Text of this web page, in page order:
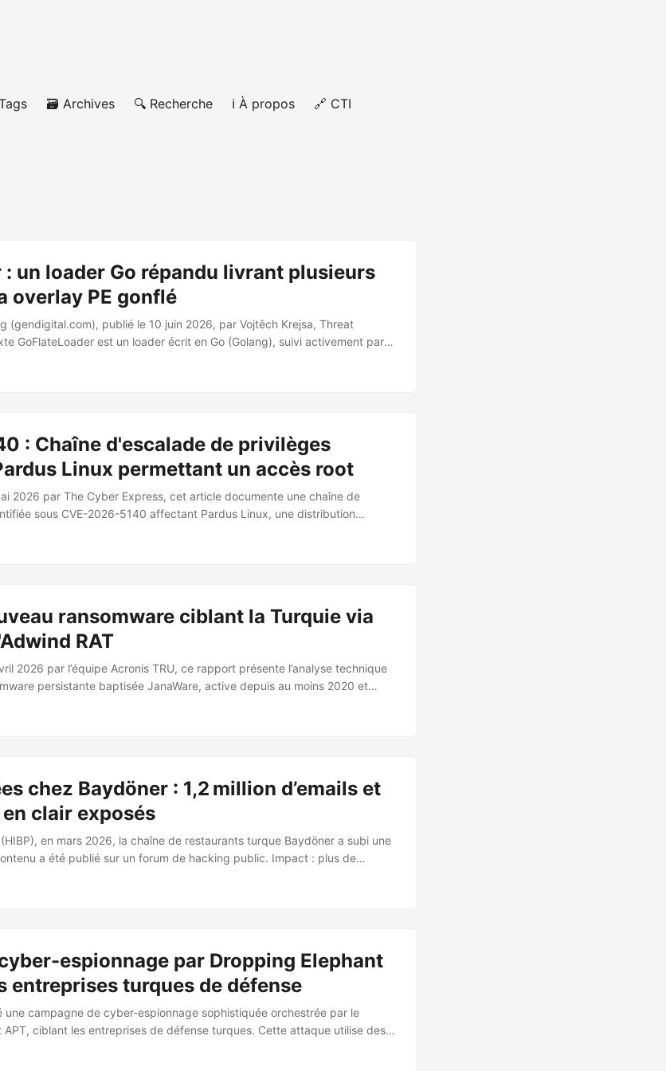
🗃️ Archives 🔍 Recherche ℹ️ À propos 🔗 CTI
: un loader Go répandu livrant plusieurs
overlay PE gonflé
(gendigital.com), publié le 10 juin 2026, par Vojtěch Krejsa, Threat
GoFlateLoader est un loader écrit en Go (Golang), suivi activement par
avril 2026. Malgré une conception technique simple, il est largement
: Chaîne d'escalade de privilèges
Linux permettant un accès root
2026 par The Cyber Express, cet article documente une chaîne de
sous CVE-2026-5140 affectant Pardus Linux, une distribution
largement déployée dans les institutions gouvernementales, les écoles et
ransomware ciblant la Turquie via
RAT
2026 par l’équipe Acronis TRU, ce rapport présente l’analyse technique
persistante baptisée JanaWare, active depuis au moins 2020 et
2025. 🎯 Ciblage et victimologie La campagne cible exclusivement
chez Baydöner : 1,2 million d’emails et
clair exposés
en mars 2026, la chaîne de restaurants turque Baydöner a subi une
a été publié sur un forum de hacking public. Impact : plus de
uniques exposées. Données compromises : noms, numéros de téléphone,
espionnage par Dropping Elephant
entreprises turques de défense
une campagne de cyber-espionnage sophistiquée orchestrée par le
ciblant les entreprises de défense turques. Cette attaque utilise des
en se basant sur des thèmes de conférences pour piéger les victimes.